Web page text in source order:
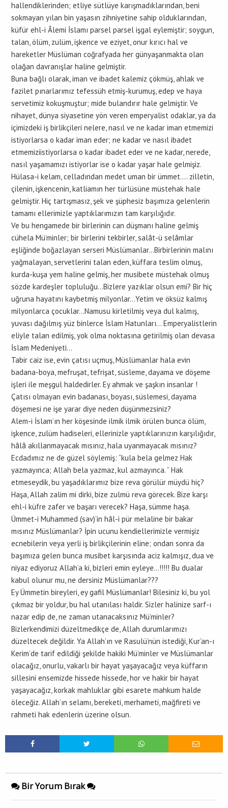
hallendiklerinden; etliye sütlüye karışmadıklarından, beni
sokmayan yılan bin yaşasın zihniyetine sahip olduklarından,
küfür ehl-i Âlemi İslamı parsel parsel işgal eylemiştir; soygun,
talan, ölüm, zulüm, işkence ve eziyet, onur kırıcı hal ve
hareketler Müslüman coğrafyada her günyaşanmakta olan
olağan davranışlar haline gelmiştir.
Buna bağlı olarak, iman ve ibadet kalemiz çökmüş, ahlak ve
fazilet pınarlarımız tefessüh etmiş-kurumuş, edep ve haya
servetimiz kokuşmuştur; mide bulandırır hale gelmiştir. Ve
nihayet, dünya siyasetine yön veren emperyalist odaklar, ya da
içimizdeki iş birlikçileri nelere, nasıl ve ne kadar iman etmemizi
istiyorlarsa o kadar iman eder; ne kadar ve nasıl ibadet
etmemiziistiyorlarsa o kadar ibadet eder ve ne kadar, nerede,
nasıl yaşamamızı istiyorlar ise o kadar yaşar hale gelmişiz.
Hülasa-i kelam, celladından medet uman bir ümmet…. zilletin,
çilenin, işkencenin, katliamın her türlüsüne müstehak hale
gelmiştir. Hiç tartışmasız, şek ve şüphesiz başımıza gelenlerin
tamamı ellerimizle yaptıklarımızın tam karşılığıdır.
Ve bu hengamede bir birlerinin can düşmanı haline gelmiş
cühela Mü’minler; bir birlerini tekbirler, salât-ü selâmlar
eşliğinde boğazlayan serseri Müslümanlar…Birbirlerinin malını
yağmalayan, servetlerini talan eden, küffara teslim olmuş,
kurda-kuşa yem haline gelmiş, her musibete müstehak olmuş
sözde kardeşler topluluğu…Bizlere yazıklar olsun emi? Bir hiç
uğruna hayatını kaybetmiş milyonlar…Yetim ve öksüz kalmış
milyonlarca çocuklar…Namusu kirletilmiş veya dul kalmış,
yuvası dağılmış yüz binlerce İslam Hatunları… Emperyalistlerin
eliyle talan edilmiş, yok olma noktasına getirilmiş olan devasa
İslam Medeniyeti…
Tabir caiz ise, evin çatısı uçmuş, Müslümanlar hala evin
badana-boya, mefruşat, tefrişat, süsleme, dayama ve döşeme
işleri ile meşgul haldedirler. Ey ahmak ve şaşkın insanlar !
Çatısı olmayan evin badanası, boyası, süslemesi, dayama
döşemesi ne işe yarar diye neden düşünmezsiniz?
Alem-i İslam’ın her köşesinde ilmik ilmik örülen bunca ölüm,
işkence, zulüm hadiseleri, ellerinizle yaptıklarınızın karşılığıdır,
hâlâ akıllanmayacak mısınız, hala uyanmayacak mısınız?
Ecdadımız ne de güzel söylemiş: “kula bela gelmez Hak
yazmayınca; Allah bela yazmaz, kul azmayınca. ” Hak
etmeseydik, bu yaşadıklarımız bize reva görülür müydü hiç?
Haşa, Allah zalim mi dirki, bize zulmü reva görecek. Bize karşı
ehl-i küfre zafer ve başarı verecek? Haşa, sümme haşa.
Ümmet-i Muhammed (sav)’in hâl-i pür melaline bir bakar
mısınız Müslümanlar? İpin ucunu kendiellerimizle vermişiz
ecnebilerin veya yerli iş birlikçilerinin eline; ondan sonra da
başımıza gelen bunca musibet karşısında aciz kalmışız, dua ve
niyaz ediyoruz Allah’a ki, bizleri emin eyleye…!!!!! Bu dualar
kabul olunur mu, ne dersiniz Müslümanlar???
Ey Ümmetin bireyleri, ey gafil Müslümanlar! Bilesiniz ki, bu yol
çıkmaz bir yoldur, bu hal utanılası haldir. Sizler halinize sarf-ı
nazar edip de, ne zaman utanacaksınız Mü’minler?
Bizlerkendimizi düzeltmedikçe de, Allah durumlarımızı
düzeltecek değildir. Ya Allah’ın ve Rasulü’nün istediği, Kur’an-ı
Kerim’de tarif edildiği şekilde hakiki Mü’minler ve Müslümanlar
olacağız, onurlu, vakarlı bir hayat yaşayacağız veya küffarın
sillesini ensemizde hissede hissede, hor ve hakir bir hayat
yaşayacağız, korkak mahluklar gibi esarete mahkum halde
öleceğiz. Allah’ın selamı, bereketi, merhameti, mağfireti ve
rahmeti hak edenlerin üzerine olsun.
Bir Yorum Bırak